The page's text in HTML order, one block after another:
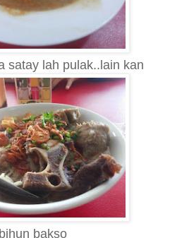
satay lah pulak..lain kan
bihun bakso